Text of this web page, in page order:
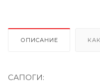
ОПИСАНИЕ
САПОГИ: